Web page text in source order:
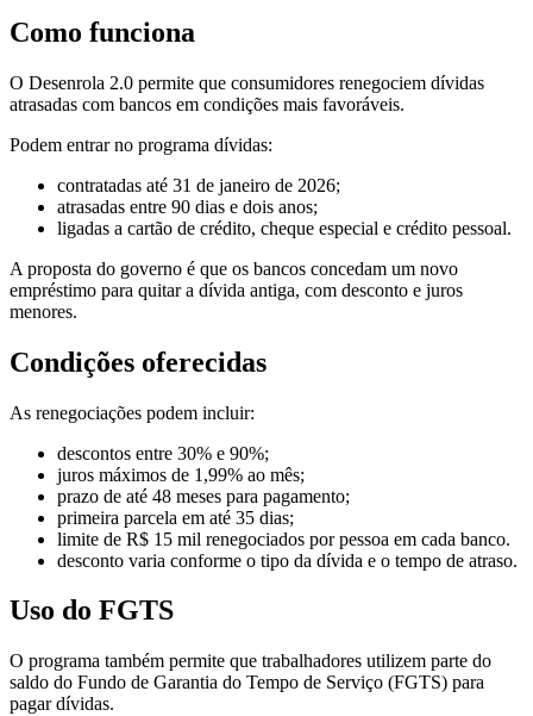
Como funciona
O Desenrola 2.0 permite que consumidores renegociem dívidas
atrasadas com bancos em condições mais favoráveis.
Podem entrar no programa dívidas:
contratadas até 31 de janeiro de 2026;
atrasadas entre 90 dias e dois anos;
ligadas a cartão de crédito, cheque especial e crédito pessoal.
A proposta do governo é que os bancos concedam um novo
empréstimo para quitar a dívida antiga, com desconto e juros
menores.
Condições oferecidas
As renegociações podem incluir:
descontos entre 30% e 90%;
juros máximos de 1,99% ao mês;
prazo de até 48 meses para pagamento;
primeira parcela em até 35 dias;
limite de R$ 15 mil renegociados por pessoa em cada banco.
desconto varia conforme o tipo da dívida e o tempo de atraso.
Uso do FGTS
O programa também permite que trabalhadores utilizem parte do
saldo do Fundo de Garantia do Tempo de Serviço (FGTS) para
pagar dívidas.